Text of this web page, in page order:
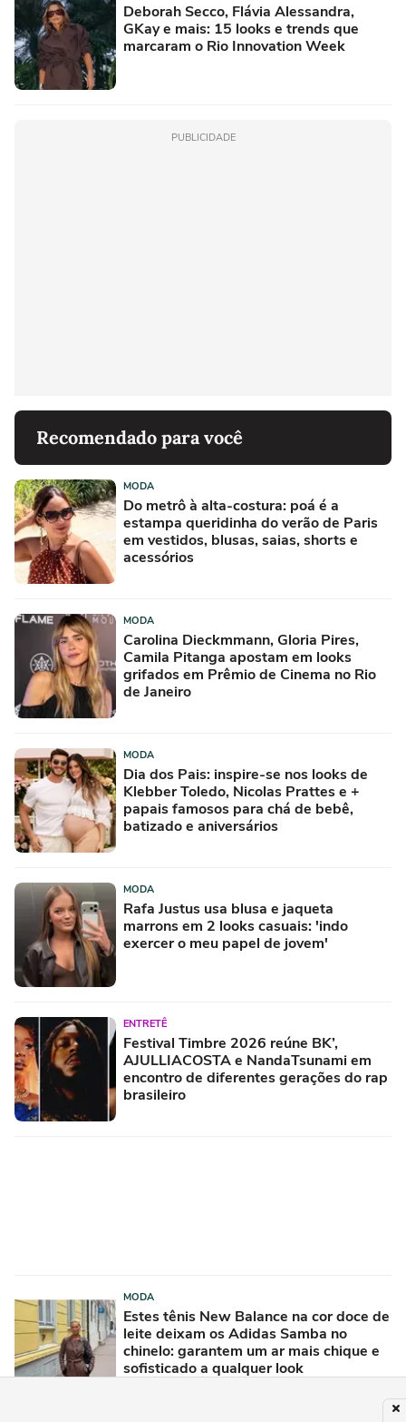
Deborah Secco, Flávia Alessandra,
GKay e mais: 15 looks e trends que
marcaram o Rio Innovation Week
PUBLICIDADE
Recomendado para você
MODA
Do metrô à alta-costura: poá é a
estampa queridinha do verão de Paris
em vestidos, blusas, saias, shorts e
acessórios
MODA
Carolina Dieckmmann, Gloria Pires,
Camila Pitanga apostam em looks
grifados em Prêmio de Cinema no Rio
de Janeiro
MODA
Dia dos Pais: inspire-se nos looks de
Klebber Toledo, Nicolas Prattes e +
papais famosos para chá de bebê,
batizado e aniversários
MODA
Rafa Justus usa blusa e jaqueta
marrons em 2 looks casuais: 'indo
exercer o meu papel de jovem'
ENTRETÊ
Festival Timbre 2026 reúne BK’,
AJULLIACOSTA e NandaTsunami em
encontro de diferentes gerações do rap
brasileiro
MODA
Estes tênis New Balance na cor doce de
leite deixam os Adidas Samba no
chinelo: garantem um ar mais chique e
sofisticado a qualquer look